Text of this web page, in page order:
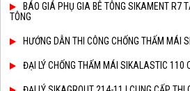
BÁO GIÁ PHỤ GIA BÊ TÔNG SIKAMENT R7
TÔNG
HƯỚNG DẪN THI CÔNG CHỐNG THẤM MÁI
ĐẠI LÝ CHỐNG THẤM MÁI SIKALASTIC 110